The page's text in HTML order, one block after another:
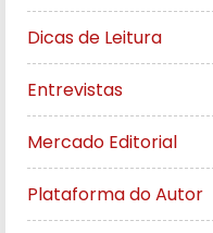
Dicas de Leitura
Entrevistas
Mercado Editorial
Plataforma do Autor